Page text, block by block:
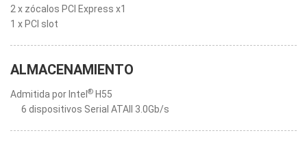
2 x zócalos PCI Express x1
1 x PCI slot
ALMACENAMIENTO
Admitida por Intel ® H55
6 dispositivos Serial ATAII 3.0Gb/s